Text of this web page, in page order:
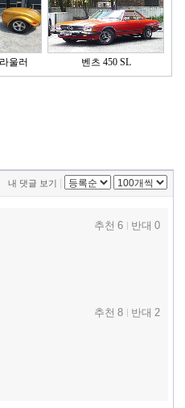
울러 벤츠 450 SL
내 댓글 보기
추천 6 반대 0
추천 8 반대 2